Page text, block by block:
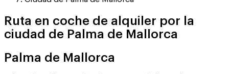
Ruta en coche de alquiler por la
ciudad de Palma de Mallorca
Palma de Mallorca